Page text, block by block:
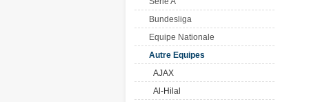
Bundesliga
Equipe Nationale
Autre Equipes
AJAX
Al-Hilal